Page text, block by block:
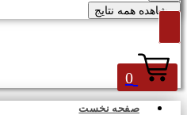
مشاهده همه نتایج
0
صفحه نخست